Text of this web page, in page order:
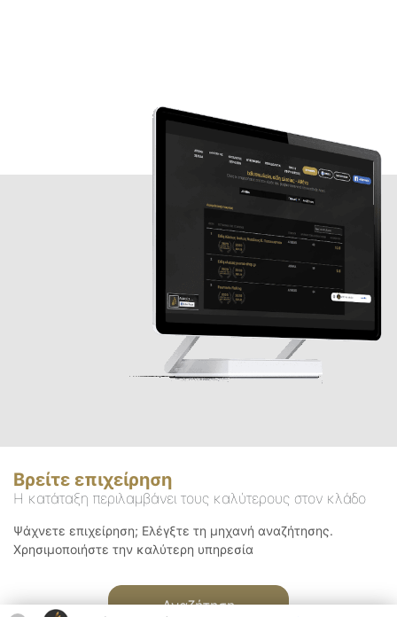
Βρείτε επιχείρηση
Η κατάταξη περιλαμβάνει τους καλύτερους στον κλάδο
Ψάχνετε επιχείρηση; Ελέγξτε τη μηχανή αναζήτησης.
Χρησιμοποιήστε την καλύτερη υπηρεσία
Αναζήτηση